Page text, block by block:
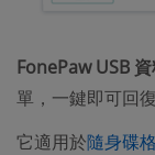
FonePaw USB
單，一鍵即可回
它適用於隨身碟